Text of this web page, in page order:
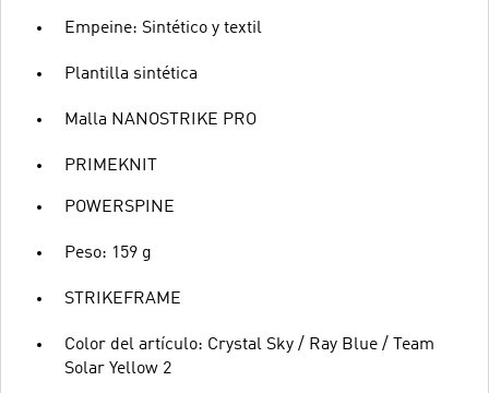
Empeine: Sintético y textil
Plantilla sintética
Malla NANOSTRIKE PRO
PRIMEKNIT
POWERSPINE
Peso: 159 g
STRIKEFRAME
Color del artículo: Crystal Sky / Ray Blue / Team
Solar Yellow 2